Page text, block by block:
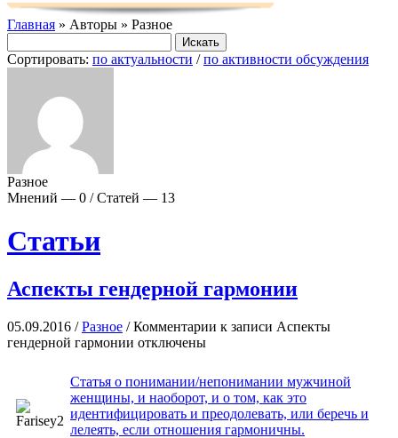
Главная » Авторы » Разное
Сортировать: по актуальности /по активности обсуждения
Разное
Мнений — 0 / Статей — 13
Статьи
Аспекты гендерной гармонии
05.09.2016 /Разное /Комментарии к записи Аспекты
гендерной гармонии отключены
Статья о понимании/непонимании мужчиной
женщины, и наоборот, и о том, как это
идентифицировать и преодолевать, или беречь и
лелеять, если отношения гармоничны.